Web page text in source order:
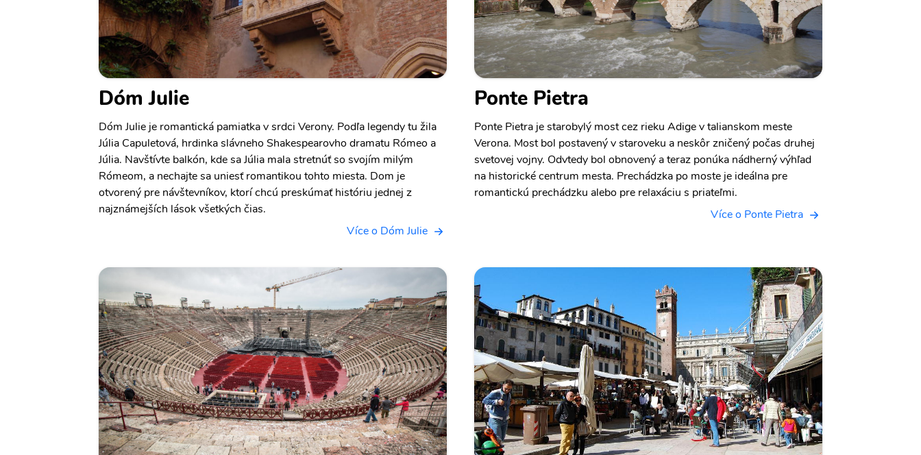
Dóm Julie
Dóm Julie je romantická pamiatka v srdci Verony. Podľa legendy tu žila
Júlia Capuletová, hrdinka slávneho Shakespearovho dramatu Rómeo a
Júlia. Navštívte balkón, kde sa Júlia mala stretnúť so svojím milým
Rómeom, a nechajte sa uniesť romantikou tohto miesta. Dom je
otvorený pre návštevníkov, ktorí chcú preskúmať históriu jednej z
najznámejších lások všetkých čias.
Více o Dóm Julie
Ponte Pietra
Ponte Pietra je starobylý most cez rieku Adige v talianskom meste
Verona. Most bol postavený v staroveku a neskôr zničený počas druhej
svetovej vojny. Odvtedy bol obnovený a teraz ponúka nádherný výhľad
na historické centrum mesta. Prechádzka po moste je ideálna pre
romantickú prechádzku alebo pre relaxáciu s priateľmi.
Více o Ponte Pietra